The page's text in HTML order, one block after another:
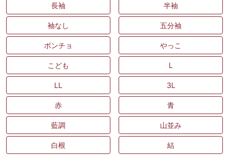
長袖 半袖
袖なし 五分袖
ポンチョ やっこ
こども L
LL 3L
赤 青
藍調 山並み
白根 結